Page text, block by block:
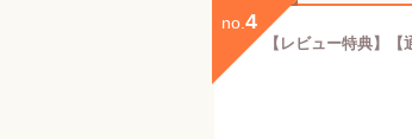
no. 4